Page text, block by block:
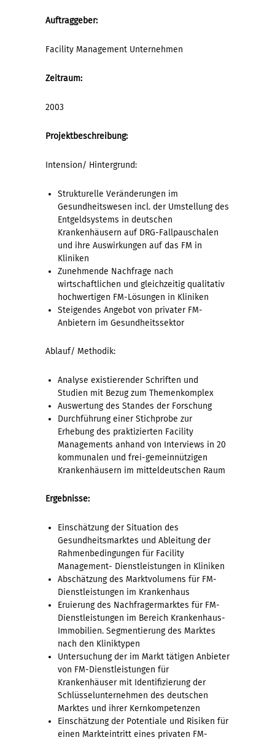
Auftraggeber:
Facility Management Unternehmen
Zeitraum:
2003
Projektbeschreibung:
Intension/ Hintergrund:
Strukturelle Veränderungen im
Gesundheitswesen incl. der Umstellung des
Entgeldsystems in deutschen
Krankenhäusern auf DRG-Fallpauschalen
und ihre Auswirkungen auf das FM in
Kliniken
Zunehmende Nachfrage nach
wirtschaftlichen und gleichzeitig qualitativ
hochwertigen FM-Lösungen in Kliniken
Steigendes Angebot von privater FM-
Anbietern im Gesundheitssektor
Ablauf/ Methodik:
Analyse existierender Schriften und
Studien mit Bezug zum Themenkomplex
Auswertung des Standes der Forschung
Durchführung einer Stichprobe zur
Erhebung des praktizierten Facility
Managements anhand von Interviews in 20
kommunalen und frei-gemeinnützigen
Krankenhäusern im mitteldeutschen Raum
Ergebnisse:
Einschätzung der Situation des
Gesundheitsmarktes und Ableitung der
Rahmenbedingungen für Facility
Management- Dienstleistungen in Kliniken
Abschätzung des Marktvolumens für FM-
Dienstleistungen im Krankenhaus
Eruierung des Nachfragermarktes für FM-
Dienstleistungen im Bereich Krankenhaus-
Immobilien. Segmentierung des Marktes
nach den Kliniktypen
Untersuchung der im Markt tätigen Anbieter
von FM-Dienstleistungen für
Krankenhäuser mit Identifizierung der
Schlüsselunternehmen des deutschen
Marktes und ihrer Kernkompetenzen
Einschätzung der Potentiale und Risiken für
einen Markteintritt eines privaten FM-